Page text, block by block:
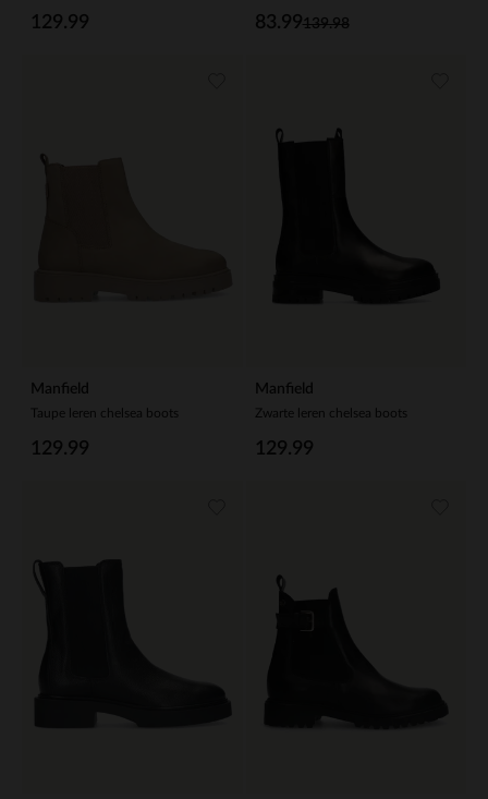
129.99 139.98
83.99
Manfield
Taupe leren chelsea boots
129.99
Manfield
Zwarte leren chelsea boots
129.99